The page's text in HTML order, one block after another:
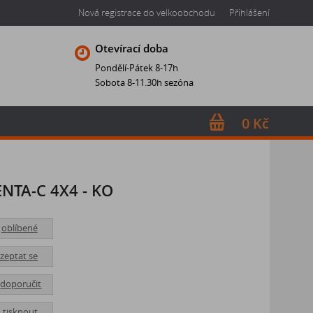
Nová registrace do velkoobchodu Přihlášení
Otevírací doba
Pondělí-Pátek 8-17h
Sobota 8-11.30h sezóna
0 Kč
C 4X4 - KO
oblíbené
zeptat se
doporučit